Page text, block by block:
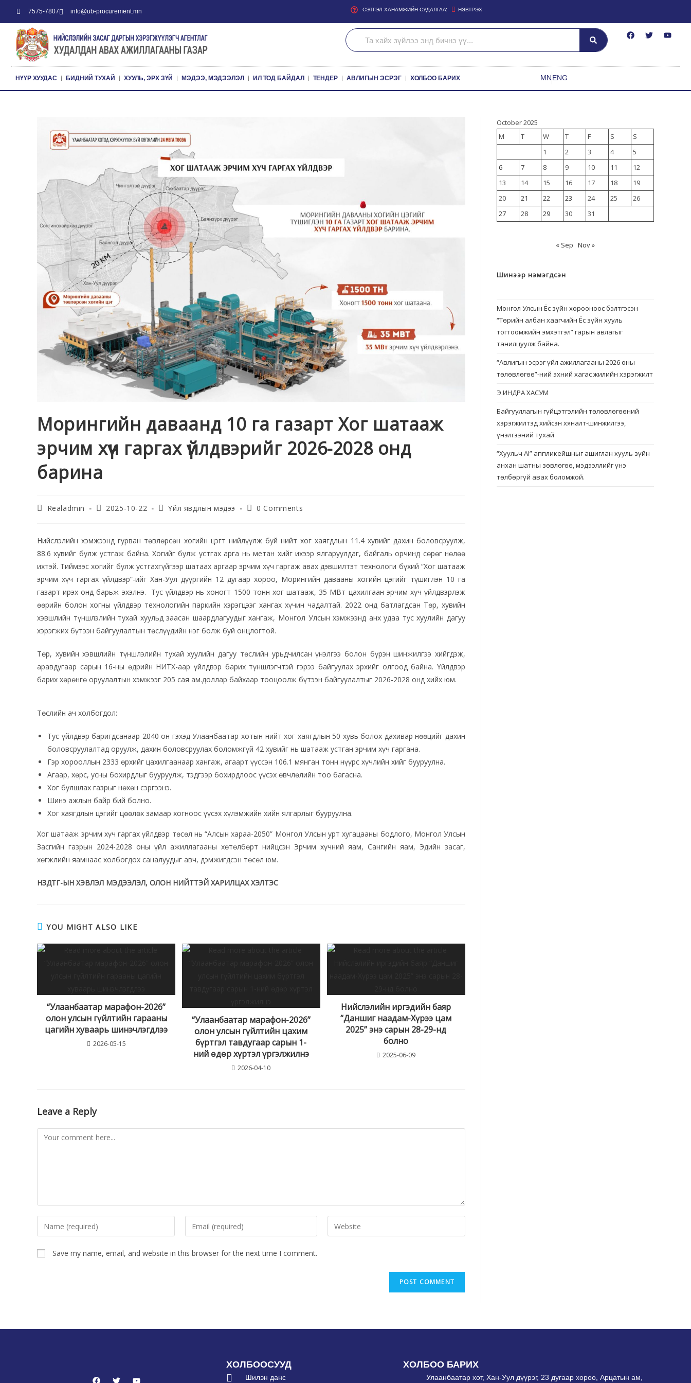
7575-7807 info@ub-procurement.mn СЭТГЭЛ ХАНАМЖИЙН СУДАЛГАА НЭВТРЭХ
НҮҮР ХУУДАС БИДНИЙ ТУХАЙ ХУУЛЬ, ЭРХ ЗҮЙ МЭДЭЭ, МЭДЭЭЛЭЛ ИЛ ТОД БАЙДАЛ ТЕНДЕР АВЛИГЫН ЭСРЭГ ХОЛБОО БАРИХ MNENG
Морингийн даваанд 10 га газарт Хог шатааж
эрчим хүч гаргах үйлдвэрийг 2026-2028 онд
барина
Realadmin 2025-10-22 Үйл явдлын мэдээ 0 Comments
Нийслэлийн хэмжээнд гурван төвлөрсөн хогийн цэгт нийлүүлж буй нийт хог хаягдлын 11.4 хувийг дахин боловсруулж,
88.6 хувийг булж устгаж байна. Хогийг булж устгах арга нь метан хийг ихээр ялгаруулдаг, байгаль орчинд сөрөг нөлөө
ихтэй. Тиймээс хогийг булж устгахгүйгээр шатаах аргаар эрчим хүч гаргаж авах дэвшилтэт технологи бүхий “Хог шатааж
эрчим хүч гаргах үйлдвэр”-ийг Хан-Уул дүүргийн 12 дугаар хороо, Морингийн давааны хогийн цэгийг түшиглэн 10 га
газарт ирэх онд барьж эхэлнэ. Тус үйлдвэр нь хоногт 1500 тонн хог шатааж, 35 МВт цахилгаан эрчим хүч үйлдвэрлэж
өөрийн болон хогны үйлдвэр технологийн паркийн хэрэгцээг хангах хүчин чадалтай. 2022 онд батлагдсан Төр, хувийн
хэвшлийн түншлэлийн тухай хуульд заасан шаардлагуудыг хангаж, Монгол Улсын хэмжээнд анх удаа тус хуулийн дагуу
хэрэгжих бүтээн байгуулалтын төслүүдийн нэг болж буй онцлогтой.
Төр, хувийн хэвшлийн түншлэлийн тухай хуулийн дагуу төслийн урьдчилсан үнэлгээ болон бүрэн шинжилгээ хийгдэж,
аравдугаар сарын 16-ны өдрийн НИТХ-аар үйлдвэр барих түншлэгчтэй гэрээ байгуулах эрхийг олгоод байна. Үйлдвэр
барих хөрөнгө оруулалтын хэмжээг 205 сая ам.доллар байхаар тооцоолж бүтээн байгуулалтыг 2026-2028 онд хийх юм.
Төслийн ач холбогдол:
Тус үйлдвэр баригдсанаар 2040 он гэхэд Улаанбаатар хотын нийт хог хаягдлын 50 хувь болох дахивар нөөцийг дахин
боловсруулалтад оруулж, дахин боловсруулах боломжгүй 42 хувийг нь шатааж устган эрчим хүч гаргана.
Гэр хорооллын 2333 өрхийг цахилгаанаар хангаж, агаарт үүссэн 106.1 мянган тонн нүүрс хүчлийн хийг бууруулна.
Агаар, хөрс, усны бохирдлыг бууруулж, тэдгээр бохирдлоос үүсэх өвчлөлийн тоо багасна.​
Хог булшлах газрыг нөхөн сэргээнэ.
Шинэ ажлын байр бий болно.
Хог хаягдлын цэгийг цөөлөх замаар хогноос үүсэх хүлэмжийн хийн ялгарлыг бууруулна.
Хог шатааж эрчим хүч гаргах үйлдвэр төсөл нь “Алсын хараа-2050” Монгол Улсын урт хугацааны бодлого, Монгол Улсын
Засгийн газрын 2024-2028 оны үйл ажиллагааны хөтөлбөрт нийцсэн Эрчим хүчний яам, Сангийн яам, Эдийн засаг,
хөгжлийн яамнаас холбогдох саналуудыг авч, дэмжигдсэн төсөл юм.
НЗДТГ-ЫН ХЭВЛЭЛ МЭДЭЭЛЭЛ, ОЛОН НИЙТТЭЙ ХАРИЛЦАХ ХЭЛТЭС
YOU MIGHT ALSO LIKE
“Улаанбаатар марафон-2026”
олон улсын гүйлтийн гарааны
цагийн хуваарь шинэчлэгдлээ
2026-05-15
“Улаанбаатар марафон-2026”
олон улсын гүйлтийн цахим
бүртгэл тавдугаар сарын 1-
ний өдөр хүртэл үргэлжилнэ
2026-04-10
Нийслэлийн иргэдийн баяр
“Даншиг наадам-Хүрээ цам
2025” энэ сарын 28-29-нд
болно
2025-06-09
Leave a Reply
Save my name, email, and website in this browser for the next time I comment.
October 2025
M
T W T F S
S
1
2 3 4
5
6
7 8 9 10 11
12
13
14 15 16 17 18
19
20
21 22 23 24 25
26
27
28 29 30 31
« Sep Nov »
Шинээр нэмэгдсэн
Монгол Улсын Ёс зүйн хорооноос бэлтгэсэн
“Төрийн албан хаагчийн Ёс зүйн хууль
тогтоомжийн эмхэтгэл” гарын авлагыг
танилцуулж байна.
“Авлигын эсрэг үйл ажиллагааны 2026 оны
төлөвлөгөө”-ний эхний хагас жилийн хэрэгжилт
Э.ИНДРА ХАСУМ
Байгууллагын гүйцэтгэлийн төлөвлөгөөний
хэрэгжилтэд хийсэн хяналт-шинжилгээ,
үнэлгээний тухай
“Хуульч АІ” аппликейшныг ашиглан хууль зүйн
анхан шатны зөвлөгөө, мэдээллийг үнэ
төлбөргүй авах боломжой.
ХОЛБООСУУД
Шилэн данс
ХОЛБОО БАРИХ
Улаанбаатар хот, Хан-Уул дүүрэг, 23 дугаар хороо, Арцатын ам,